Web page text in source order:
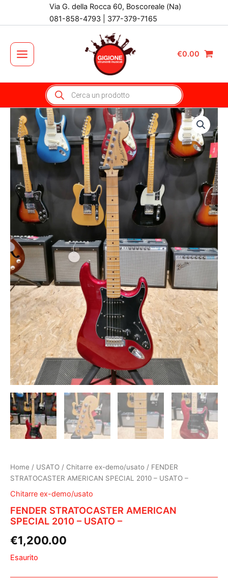
Via G. della Rocca 60, Boscoreale (Na)
081-858-4793 | 377-379-7165
Main
Menu
€0.00
Products
search
Home / USATO / Chitarre ex-demo/usato / FENDER
STRATOCASTER AMERICAN SPECIAL 2010 – USATO –
Chitarre ex-demo/usato
FENDER STRATOCASTER AMERICAN
SPECIAL 2010 – USATO –
€1,200.00
Esaurito